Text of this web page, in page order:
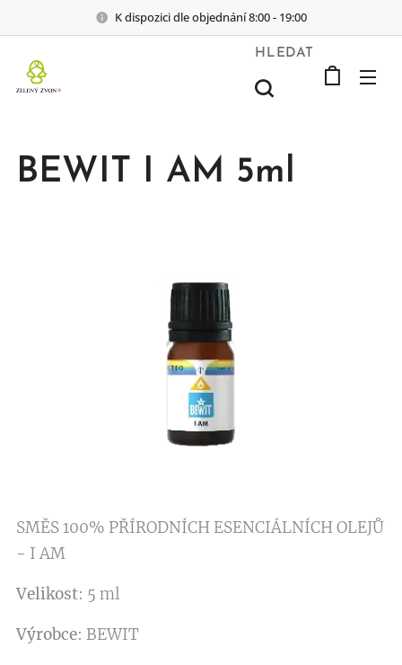
K dispozici dle objednání 8:00 - 19:00
HLEDAT
BEWIT I AM 5ml
SMĚS 100% PŘÍRODNÍCH ESENCIÁLNÍCH OLEJŮ
- I AM
Velikost: 5 ml
Výrobce: BEWIT